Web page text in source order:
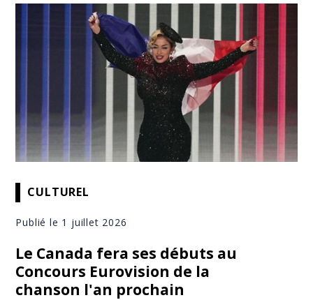
CULTUREL
Publié le 1 juillet 2026
Le Canada fera ses débuts au
Concours Eurovision de la
chanson l'an prochain